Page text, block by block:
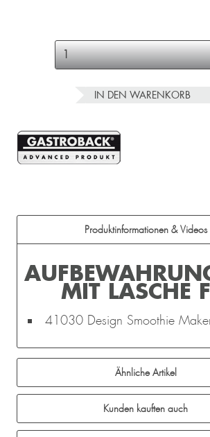
IN DEN WARENKORB
Produktinformationen & Videos
MIT LASCHE
41030 Design Smoothie
Ähnliche Artikel
Kunden kauften auch